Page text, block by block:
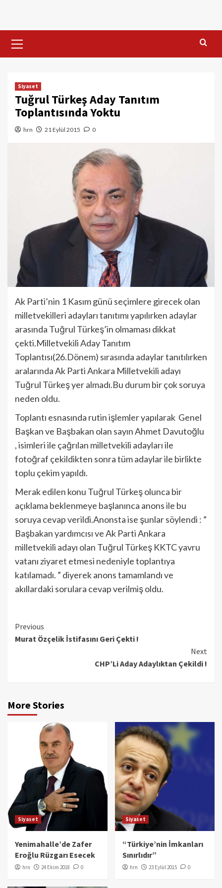
content
Menu
Siyaset
Tuğrul Türkeş Aday Tanıtım
Toplantısında Yoktu
hrn 21 Eylül 2015 0
Ak Parti’nin 1 Kasım günü seçimlere girecek olan
milletvekilleri adayları tanıtımı yapılırken adaylar
arasında Tuğrul Türkeş’in olmaması dikkat
çekti.Milletvekili Aday Tanıtım
Toplantısı(26.Dönem) sırasında adaylar tanıtılırken
aralarında Ak Parti Ankara Milletvekili adayı
Tuğrul Türkeş yer almadı.Bu durum bir çok soruya
neden oldu.
Toplantı esnasında rutin işlemler yapılarak Genel
Başkan ve Başbakan olan sayın Ahmet Davutoğlu
, isimleri ile çağrılan milletvekili adayları ile
fotoğraf çekildikten sonra tüm adaylar ile birlikte
toplu çekim yapıldı.
Merak edilen konu Tuğrul Türkeş olunca bir
açıklama beklenmeye başlanınca anons ile bu
soruya cevap verildi.Anonsta ise şunlar söylendi : ”
Başbakan yardımcısı ve Ak Parti Ankara
milletvekili adayı olan Tuğrul Türkeş KKTC yavru
vatanı ziyaret etmesi nedeniyle toplantıya
katılamadı. ” diyerek anons tamamlandı ve
akıllardaki sorulara cevap verilmiş oldu.
Continue
Reading
Previous
Murat Özçelik İstifasını Geri Çekti !
Next
CHP’Li Aday Adaylıktan Çekildi !
More Stories
Siyaset
Yenimahalle’de Zafer
Eroğlu Rüzgarı Esecek
hrn 24 Ekim 2018 0
Siyaset
“Türkiye’nin İmkanları
Sınırlıdır”
hrn 23 Eylül 2015 0